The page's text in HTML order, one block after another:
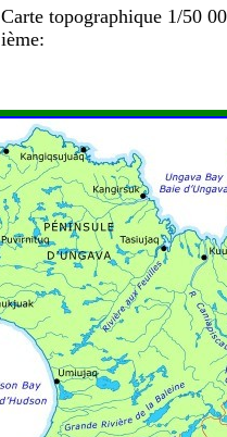
Carte topographique 1/50
ième: